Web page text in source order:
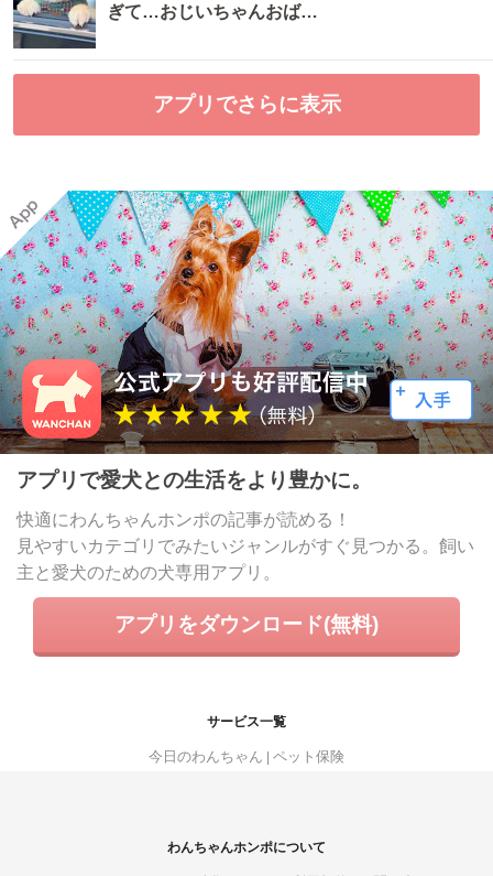
ぎて…おじいちゃんおば…
アプリでさらに表示
アプリで愛犬との生活をより豊かに。
快適にわんちゃんホンポの記事が読める！
見やすいカテゴリでみたいジャンルがすぐ見つかる。飼い
主と愛犬のための犬専用アプリ。
アプリをダウンロード(無料)
サービス一覧
今日のわんちゃん ペット保険
わんちゃんホンポについて